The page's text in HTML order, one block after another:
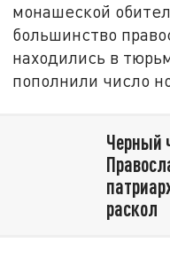
монашеской
большинство
находились в
пополнили число
Черный
раскол